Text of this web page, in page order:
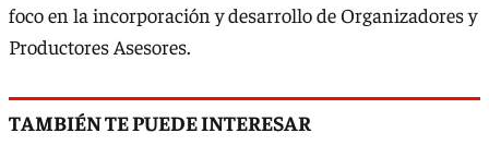
foco en la incorporación y desarrollo de Organizadores y
Productores Asesores.
TAMBIÉN TE PUEDE INTERESAR